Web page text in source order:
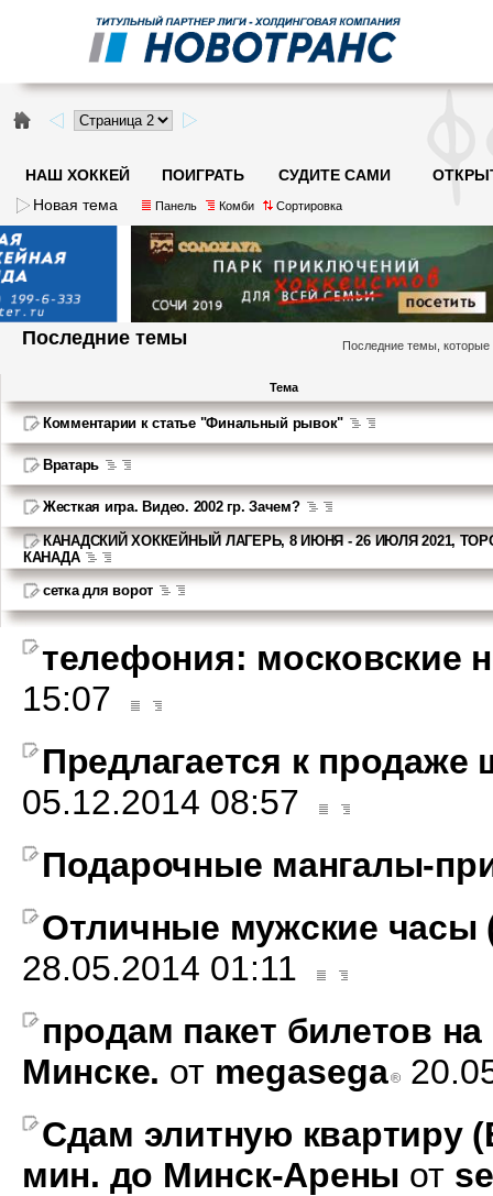
НАШ ХОККЕЙ ПОИГРАТЬ СУДИТЕ САМИ
Новая тема
Панель Комби Сортировка
Последние темы Последние темы,
Тема
Комментарии к статье "Финальный рывок"
Вратарь
Жесткая игра. Видео. 2002 гр. Зачем?
КАНАДСКИЙ ХОККЕЙНЫЙ ЛАГЕРЬ, 8 ИЮНЯ - 26 ИЮЛЯ 2021,
КАНАДА
сетка для ворот
телефония: московские
15:07
Предлагается к продаже
05.12.2014 08:57
Подарочные мангалы-
Отличные мужские часы
28.05.2014 01:11
продам пакет билетов
Минске. от megasega
Сдам элитную квартиру
мин. до Минск-Арены от